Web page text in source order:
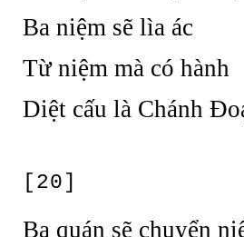
Ba niệm sẽ lìa ác
Từ niệm mà có hành
Diệt cấu là Chánh
[20]
Ba quán sẽ chuyển